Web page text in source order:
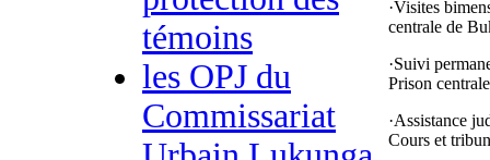
témoins
les OPJ du
Commissariat
·Visites
centrale de
·Suivi
Prison
·Assistance
Cours et